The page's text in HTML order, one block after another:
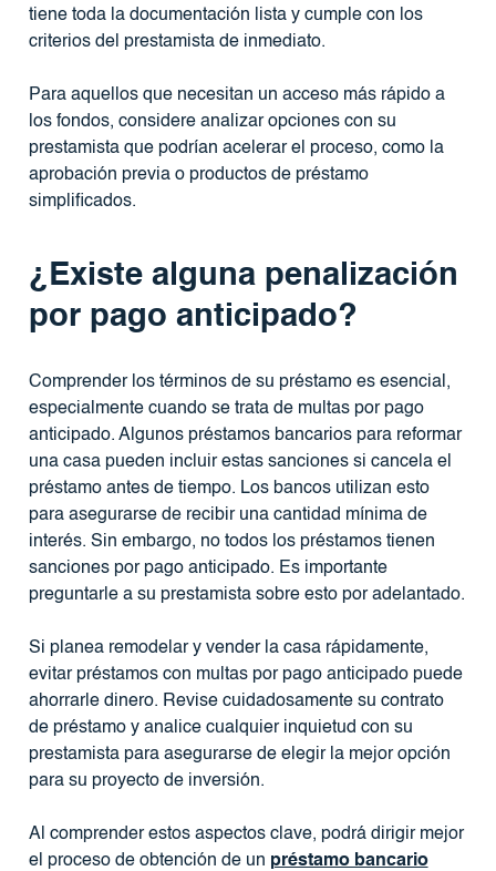
tiene toda la documentación lista y cumple con los
criterios del prestamista de inmediato.
Para aquellos que necesitan un acceso más rápido a
los fondos, considere analizar opciones con su
prestamista que podrían acelerar el proceso, como la
aprobación previa o productos de préstamo
simplificados.
¿Existe alguna penalización
por pago anticipado?
Comprender los términos de su préstamo es esencial,
especialmente cuando se trata de multas por pago
anticipado. Algunos préstamos bancarios para reformar
una casa pueden incluir estas sanciones si cancela el
préstamo antes de tiempo. Los bancos utilizan esto
para asegurarse de recibir una cantidad mínima de
interés. Sin embargo, no todos los préstamos tienen
sanciones por pago anticipado. Es importante
preguntarle a su prestamista sobre esto por adelantado.
Si planea remodelar y vender la casa rápidamente,
evitar préstamos con multas por pago anticipado puede
ahorrarle dinero. Revise cuidadosamente su contrato
de préstamo y analice cualquier inquietud con su
prestamista para asegurarse de elegir la mejor opción
para su proyecto de inversión.
Al comprender estos aspectos clave, podrá dirigir mejor
el proceso de obtención de un préstamo bancario